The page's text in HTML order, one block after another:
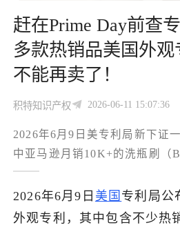
出海导航
出海交流群
赶在Prime Day前查
多款热销品美国外观
不能再卖了！
积特知识产权 2026-06-11 15:07:36
2026年6月9日美专利局新下证
中亚马逊月销10K+的洗瓶刷（
USD1129121S，2024年8月申
立即下架排查，避免Prime Day
2026年6月9日 美国 专利局公
外观专利，其中包含不少热